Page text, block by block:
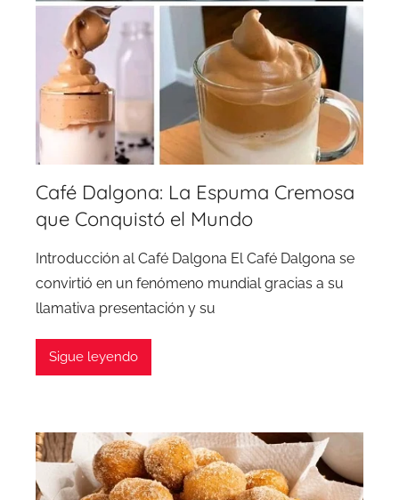
Café Dalgona: La Espuma Cremosa
que Conquistó el Mundo
Introducción al Café Dalgona El Café Dalgona se
convirtió en un fenómeno mundial gracias a su
llamativa presentación y su
Sigue leyendo